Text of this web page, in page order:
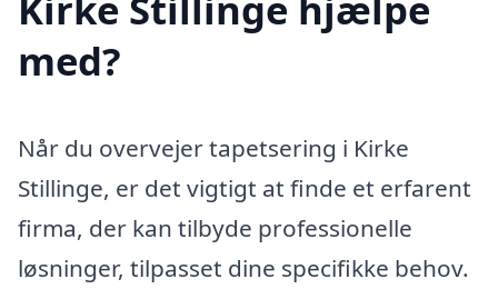
med?
Når du overvejer tapetsering i Kirke
Stillinge, er det vigtigt at finde et erfarent
firma, der kan tilbyde professionelle
løsninger, tilpasset dine specifikke behov.